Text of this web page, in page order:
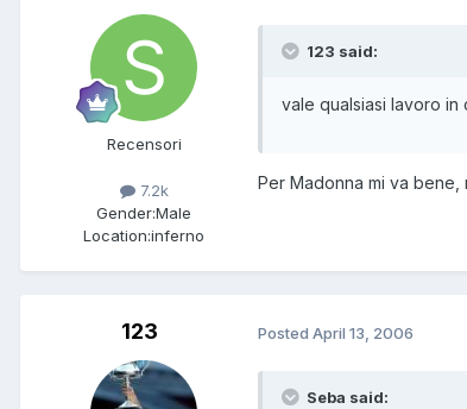
Recensori
7.2k
Gender:Male
Location:inferno
123 said:
vale qualsiasi lavoro in
Per Madonna mi va bene,
123 Posted April 13, 2006
Seba said: